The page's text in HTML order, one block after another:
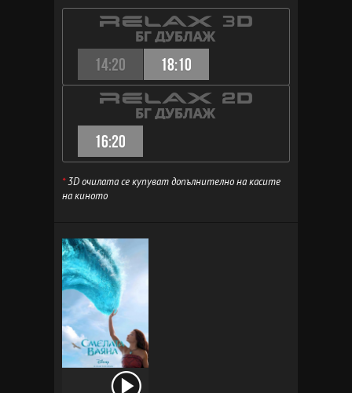
14:20 18:10
16:20
*3D очилата се купуват допълнително на касите
на киното